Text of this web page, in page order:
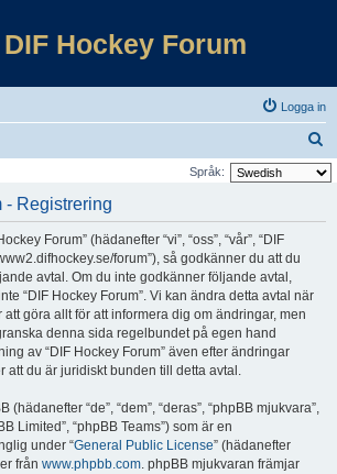
DIF Hockey Forum
Logga in
ö
Språk:
- Registrering
Forum” (hädanefter “vi”, “oss”, “vår”, “DIF
forum”), så godkänner du att du
avtal. Om du inte godkänner följande avtal,
“DIF Hockey Forum”. Vi kan ändra detta avtal när
göra allt för att informera dig om ändringar, men
denna sida regelbundet på egen hand
av “DIF Hockey Forum” även efter ändringar
att du är juridiskt bunden till detta avtal.
(hädanefter “de”, “dem”, “deras”, “phpBB mjukvara”,
Limited”, “phpBB Teams”) som är en
under “General Public License” (hädanefter
från www.phpbb.com. phpBB mjukvaran främjar